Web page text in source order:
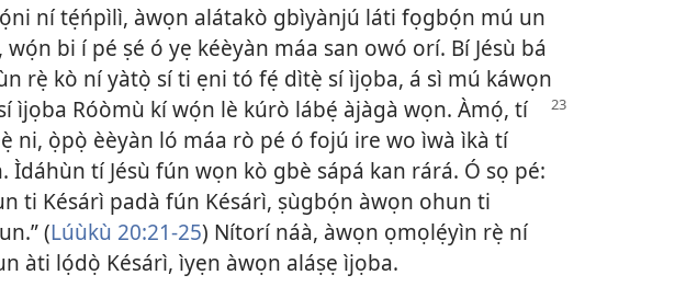
ní tẹ́ńpìlì, àwọn alátakò gbìyànjú láti fọgbọ́n mú un
bi í pé ṣé ó yẹ kéèyàn máa san owó orí. Bí Jésù bá
rẹ̀ kò ní yàtọ̀ sí ti ẹni tó fẹ́ dìtẹ̀ sí ìjọba, á sì mú káwọn
ìjọba Róòmù kí wọ́n lè kúrò lábẹ́ àjàgà wọn. Àmọ́, tí
ni, ọ̀pọ̀ èèyàn ló máa rò pé ó fojú ire wo ìwà ìkà tí
Ìdáhùn tí Jésù fún wọn kò gbè sápá kan rárá. Ó sọ pé:
ti Késárì padà fún Késárì, ṣùgbọ́n àwọn ohun ti
(Lúùkù 20:21-25) Nítorí náà, àwọn ọmọlẹ́yìn rẹ̀ ní
àti lọ́dọ̀ Késárì, ìyẹn àwọn aláṣẹ ìjọba.